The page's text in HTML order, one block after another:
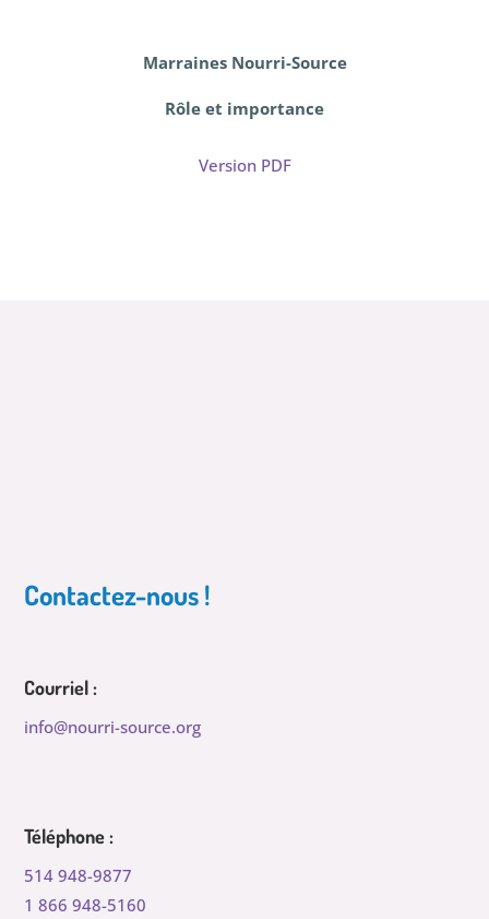
Marraines Nourri-Source
Rôle et importance
Version PDF
Contactez-nous !
Courriel :
info@nourri-source.org
Téléphone :
514 948-9877
1 866 948-5160